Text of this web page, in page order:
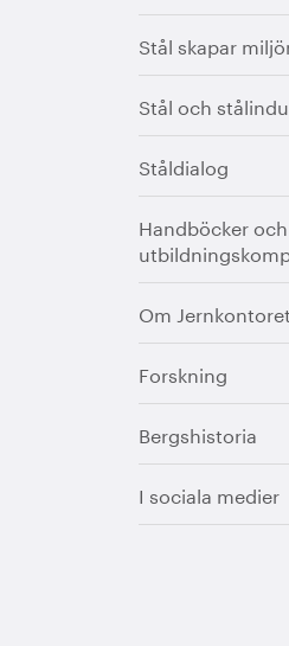
Stål skapar
Stål och
Ståldialog
Handböcker och
Om Jernkontoret
Forskning
Bergshistoria
I sociala medier